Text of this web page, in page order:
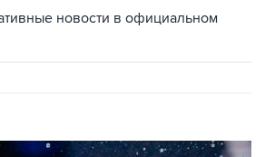
новости в официальном